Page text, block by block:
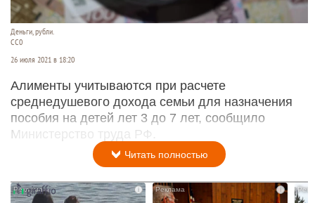
Деньги, рубли.
CC0
26 июля 2021 в 18:20
Алименты учитываются при расчете
среднедушевого дохода семьи для назначения
пособия на детей лет 3 до 7 лет, сообщило
Министерство труда РФ.
Читать полностью
i